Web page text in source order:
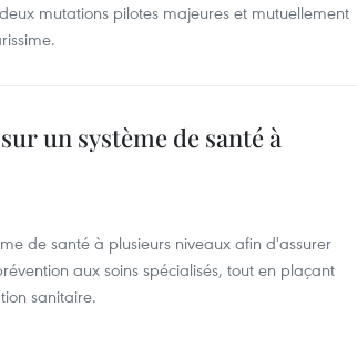
mutations pilotes majeures et mutuellement
un système de santé à
de santé à plusieurs niveaux afin d'assurer
aux soins spécialisés, tout en plaçant
sanitaire.